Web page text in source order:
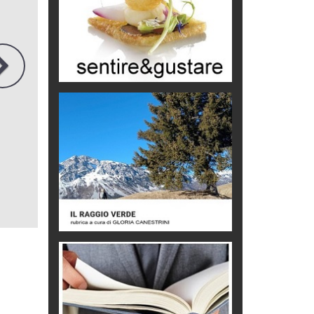
Chi è, e come difendersi dallo
scammer
di Mirta B. Bono
Mio nonno, salvato dai russi
Storie...di storia
Macchine di guerra
Editoriale
Turismo in Miniera
Puglia - Tra storia e recupero
Castione, sotto il segno del
castagno
Eventi